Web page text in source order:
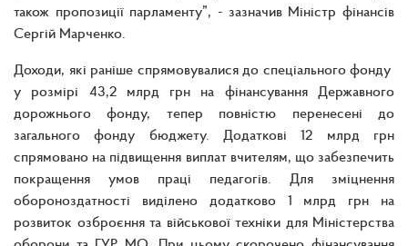
також пропозиції парламенту”, - зазначив Міністр фінансів
Сергій Марченко.
Доходи, які раніше спрямовувалися до спеціального фонду
у розмірі 43,2 млрд грн на фінансування Державного
дорожнього фонду, тепер повністю перенесені до
загального фонду бюджету. Додаткові 12 млрд грн
спрямовано на підвищення виплат вчителям, що забезпечить
покращення умов праці педагогів. Для зміцнення
обороноздатності виділено додатково 1 млрд грн на
розвиток озброєння та військової техніки для Міністерства